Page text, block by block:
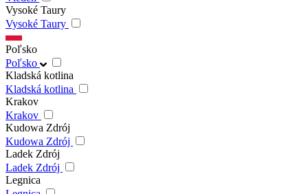
Vysoké Taury
Vysoké Taury
Poľsko
Poľsko
Kladská kotlina
Kladská kotlina
Krakov
Krakov
Kudowa Zdrój
Kudowa Zdrój
Ladek Zdrój
Ladek Zdrój
Legnica